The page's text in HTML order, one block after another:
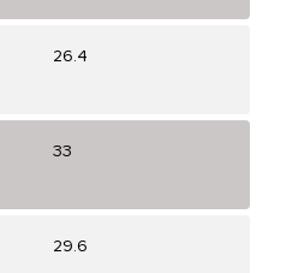
26.4
33
29.6